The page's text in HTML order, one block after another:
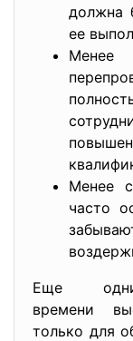
должна
ее
Менее
часто
Еще
времени
только для